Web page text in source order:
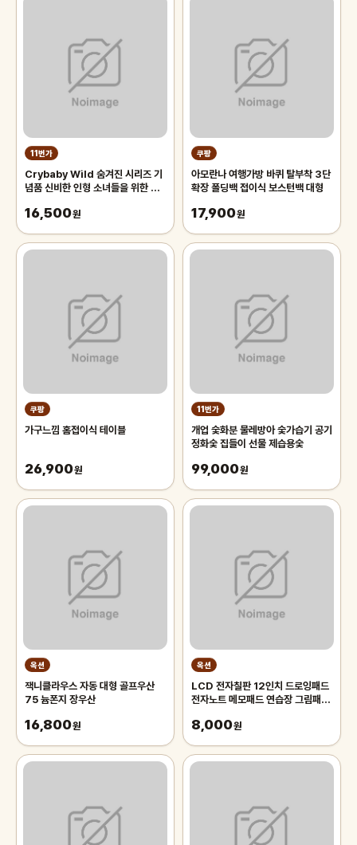
11번가
Crybaby Wild 숨겨진 시리즈 기
념품 신비한 인형 소녀들을 위한 현
16,500원
쿠팡
아모란나 여행가방 바퀴 탈부착 3단
확장 폴딩백 접이식 보스턴백 대형
17,900원
쿠팡
가구느낌 홈접이식 테이블
26,900원
11번가
개업 숯화분 물레방아 숯가습기 공기
정화숯 집들이 선물 제습용숯
99,000원
옥션
잭니클라우스 자동 대형 골프우산
75 늄폰지 장우산
16,800원
옥션
LCD 전자칠판 12인치 드로잉패드
전자노트 메모패드 연습장 그림패
8,000원